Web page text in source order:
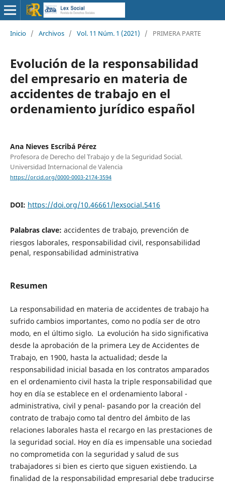
Inicio / Archivos / Vol. 11 Núm. 1 (2021) / PRIMERA PARTE
Evolución de la responsabilidad
del empresario en materia de
accidentes de trabajo en el
ordenamiento jurídico español
Ana Nieves Escribá Pérez
Profesora de Derecho del Trabajo y de la Seguridad Social.
Universidad Internacional de Valencia
https://orcid.org/0000-0003-2174-3594
DOI: https://doi.org/10.46661/lexsocial.5416
Palabras clave: accidentes de trabajo, prevención de
riesgos laborales, responsabilidad civil, responsabilidad
penal, responsabilidad administrativa
Resumen
La responsabilidad en materia de accidentes de trabajo ha
sufrido cambios importantes, como no podía ser de otro
modo, en el último siglo. La evolución ha sido significativa
desde la aprobación de la primera Ley de Accidentes de
Trabajo, en 1900, hasta la actualidad; desde la
responsabilidad inicial basada en los contratos amparados
en el ordenamiento civil hasta la triple responsabilidad que
hoy en día se establece en el ordenamiento laboral -
administrativa, civil y penal- pasando por la creación del
contrato de trabajo como tal dentro del ámbito de las
relaciones laborales hasta el recargo en las prestaciones de
la seguridad social. Hoy en día es impensable una sociedad
no comprometida con la seguridad y salud de sus
trabajadores si bien es cierto que siguen existiendo. La
finalidad de la responsabilidad empresarial debe traducirse